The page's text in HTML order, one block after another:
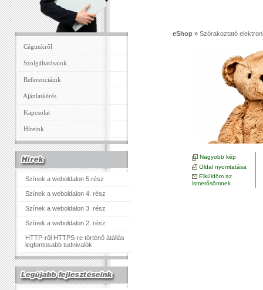
Cégünkről
Szolgáltatásaink
Referenciáink
Ajánlatkérés
Kapcsolat
Híreink
Színek a weboldalon 5.rész
Színek a weboldalon 4. rész
Színek a weboldalon 3. rész
Színek a weboldalon 2. rész
HTTP-ről HTTPS-re történő átállás
legfontosabb tudnivalók
eShop » Szórakoztató
Nagyobb kép
Oldal nyomtatása
Elküldöm az
ismerősömnek